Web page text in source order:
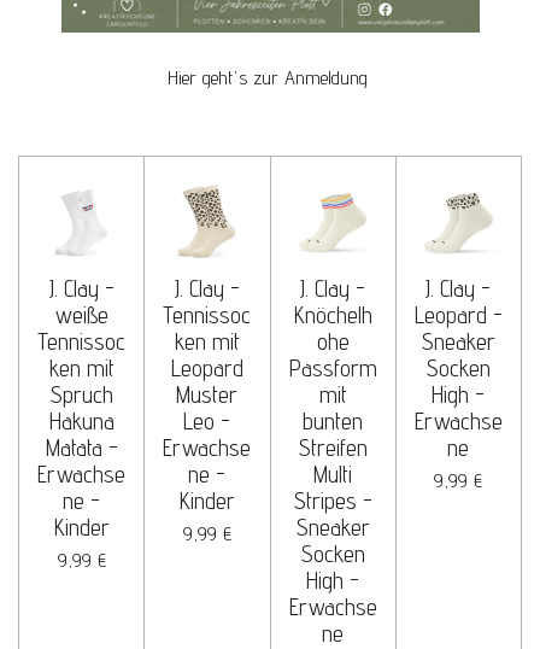
Hier geht's zur Anmeldung
J. Clay -
weiße
Tennissoc
ken mit
Spruch
Hakuna
Matata -
Erwachse
ne -
Kinder
9,99 €
J. Clay -
Tennissoc
ken mit
Leopard
Muster
Leo -
Erwachse
ne -
Kinder
9,99 €
J. Clay -
Knöchelh
ohe
Passform
mit
bunten
Streifen
Multi
Stripes -
Sneaker
Socken
High -
Erwachse
ne
J. Clay -
Leopard -
Sneaker
Socken
High -
Erwachse
ne
9,99 €